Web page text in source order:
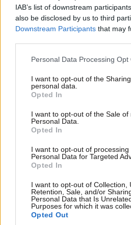
IAB’s list of downstream
also be disclosed by us to third
Downstream Participants that may
Please note that this website/app
not limited to your visit or usage
grant or deny consent to Google
use your data for below specified
consent section.
Personal Data Processing Opt
I want to opt-out of the
personal data.
Opted In
I want to opt-out of the Sale of
Personal Data.
Opted In
I want to opt-out of processing
Personal Data for Targeted
Opted In
I want to opt-out of Collection,
Retention, Sale, and/or
Personal Data that Is
Purposes for which it was
Opted Out
Βρετανική Κολομβία –
χιλιάδες εκκενώνουν